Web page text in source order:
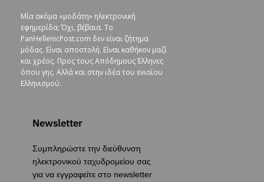
Μία ακόμα «μοδάτη» ηλεκτρονική
εφημερίδα; Όχι, βέβαια. To
PanHellenicPost.com δεν είναι ζήτημα
μόδας. Είναι αποστολή. Είναι καθήκον μαζί
και χρέος. Προς τους Απόδημους Έλληνες
όπου γης. Αλλά και στην ιδέα του ενιαίου
Ελληνισμού.
Newsletter
Συμπληρώστε την διεύθυνση
ηλεκτρονικού ταχυδρομείου σας
για να εγγραφείτε στο newsletter